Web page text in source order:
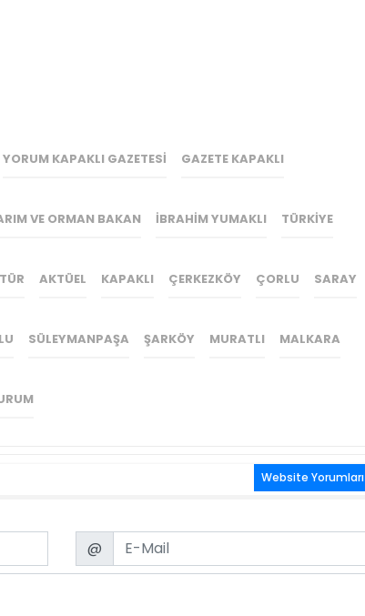
YORUM KAPAKLI GAZETESI GAZETE KAPAKLI
VE ORMAN BAKAN IBRAHIM YUMAKLI TÜRKIYE
AKTÜEL KAPAKLI ÇERKEZKÖY ÇORLU SARAY
SÜLEYMANPAŞA ŞARKÖY MURATLI MALKARA
Website Yorumları
Email
@